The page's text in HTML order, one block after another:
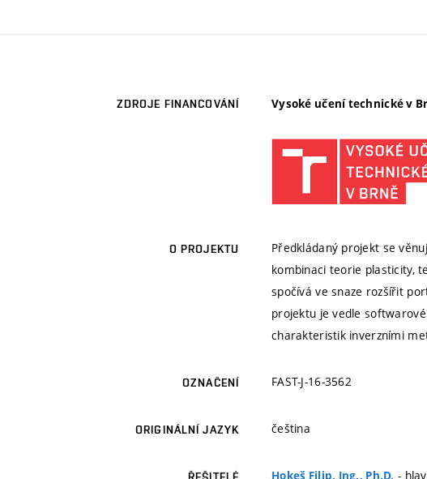
ZDROJE FINANCOVÁNÍ Vysoké učení technické v
O PROJEKTU
Předkládaný projekt se
kombinaci teorie plasticity,
spočívá ve snaze rozšířit
projektu je vedle
charakteristik inverzními
OZNAČENÍ FAST-J-16-3562
ORIGINÁLNÍ JAZYK čeština
ŘEŠITELÉ Hokeš Filip, Ing., Ph.D. -